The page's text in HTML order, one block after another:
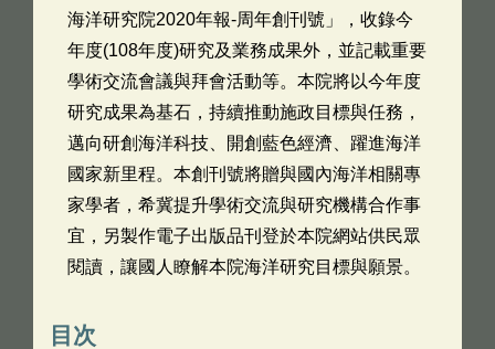
海洋研究院2020年報-周年創刊號」，收錄今
年度(108年度)研究及業務成果外，並記載重要
學術交流會議與拜會活動等。本院將以今年度
研究成果為基石，持續推動施政目標與任務，
邁向研創海洋科技、開創藍色經濟、躍進海洋
國家新里程。本創刊號將贈與國內海洋相關專
家學者，希冀提升學術交流與研究機構合作事
宜，另製作電子出版品刊登於本院網站供民眾
閱讀，讓國人瞭解本院海洋研究目標與願景。
目次